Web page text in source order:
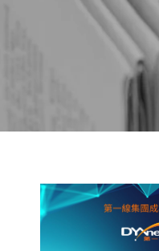
BACK TO PREVIOUS